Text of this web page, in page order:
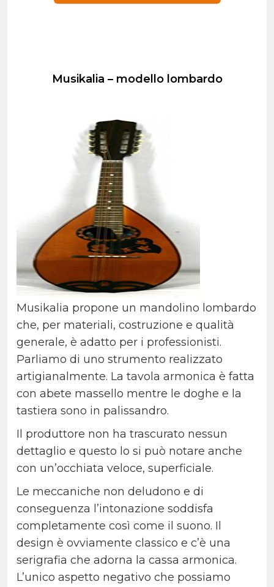
Musikalia – modello lombardo
Musikalia propone un mandolino lombardo
che, per materiali, costruzione e qualità
generale, è adatto per i professionisti.
Parliamo di uno strumento realizzato
artigianalmente. La tavola armonica è fatta
con abete massello mentre le doghe e la
tastiera sono in palissandro.
Il produttore non ha trascurato nessun
dettaglio e questo lo si può notare anche
con un’occhiata veloce, superficiale.
Le meccaniche non deludono e di
conseguenza l’intonazione soddisfa
completamente così come il suono. Il
design è ovviamente classico e c’è una
serigrafia che adorna la cassa armonica.
L’unico aspetto negativo che possiamo